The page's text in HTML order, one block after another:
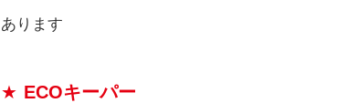
あります
ECOキーパー